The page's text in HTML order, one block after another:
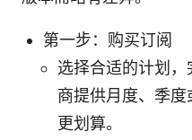
第一步：购买订阅
选择合适的计划
商提供月度、季
更划算。